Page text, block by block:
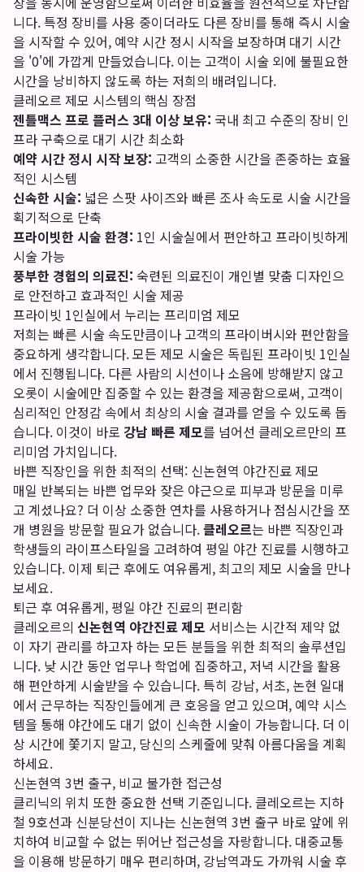
니다. 특정 장비를 사용 중이더라도 다른 장비를 통해 즉시 시술
을 시작할 수 있어, 예약 시간 정시 시작을 보장하며 대기 시간
을 '0'에 가깝게 만들었습니다. 이는 고객이 시술 외에 불필요한
시간을 낭비하지 않도록 하는 저희의 배려입니다.
클레오르 제모 시스템의 핵심 장점
젠틀맥스 프로 플러스 3대 이상 보유: 국내 최고 수준의 장비 인
프라 구축으로 대기 시간 최소화
예약 시간 정시 시작 보장: 고객의 소중한 시간을 존중하는 효율
적인 시스템
신속한 시술: 넓은 스팟 사이즈와 빠른 조사 속도로 시술 시간을
획기적으로 단축
프라이빗한 시술 환경: 1인 시술실에서 편안하고 프라이빗하게
시술 가능
풍부한 경험의 의료진: 숙련된 의료진이 개인별 맞춤 디자인으
로 안전하고 효과적인 시술 제공
프라이빗 1인실에서 누리는 프리미엄 제모
저희는 빠른 시술 속도만큼이나 고객의 프라이버시와 편안함을
중요하게 생각합니다. 모든 제모 시술은 독립된 프라이빗 1인실
에서 진행됩니다. 다른 사람의 시선이나 소음에 방해받지 않고
오롯이 시술에만 집중할 수 있는 환경을 제공함으로써, 고객이
심리적인 안정감 속에서 최상의 시술 결과를 얻을 수 있도록 돕
습니다. 이것이 바로 강남 빠른 제모를 넘어선 클레오르만의 프
리미엄 가치입니다.
바쁜 직장인을 위한 최적의 선택: 신논현역 야간진료 제모
매일 반복되는 바쁜 업무와 잦은 야근으로 피부과 방문을 미루
고 계셨나요? 더 이상 소중한 연차를 사용하거나 점심시간을 쪼
개 병원을 방문할 필요가 없습니다.클레오르는 바쁜 직장인과
학생들의 라이프스타일을 고려하여 평일 야간 진료를 시행하고
있습니다. 이제 퇴근 후에도 여유롭게, 최고의 제모 시술을 만나
보세요.
퇴근 후 여유롭게, 평일 야간 진료의 편리함
클레오르의 신논현역 야간진료 제모 서비스는 시간적 제약 없
이 자기 관리를 하고자 하는 모든 분들을 위한 최적의 솔루션입
니다. 낮 시간 동안 업무나 학업에 집중하고, 저녁 시간을 활용
해 편안하게 시술받을 수 있습니다. 특히 강남, 서초, 논현 일대
에서 근무하는 직장인들에게 큰 호응을 얻고 있으며, 예약 시스
템을 통해 야간에도 대기 없이 신속한 시술이 가능합니다. 더 이
상 시간에 쫓기지 말고, 당신의 스케줄에 맞춰 아름다움을 계획
하세요.
신논현역 3번 출구, 비교 불가한 접근성
클리닉의 위치 또한 중요한 선택 기준입니다. 클레오르는 지하
철 9호선과 신분당선이 지나는 신논현역 3번 출구 바로 앞에 위
치하여 비교할 수 없는 뛰어난 접근성을 자랑합니다. 대중교통
을 이용해 방문하기 매우 편리하며, 강남역과도 가까워 시술 후